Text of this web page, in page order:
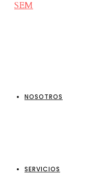
NOSOTROS
SERVICIOS